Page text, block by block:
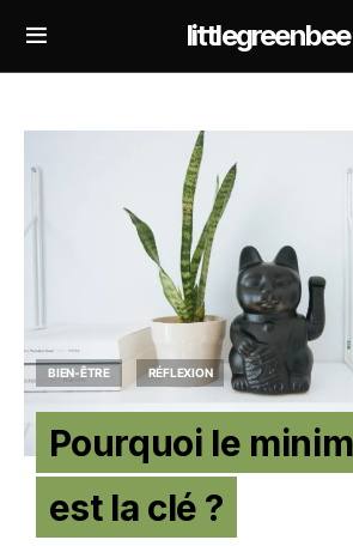
littlegreenbee
BIEN-ÊTRE RÉFLEXION
Pourquoi le
est la clé ?